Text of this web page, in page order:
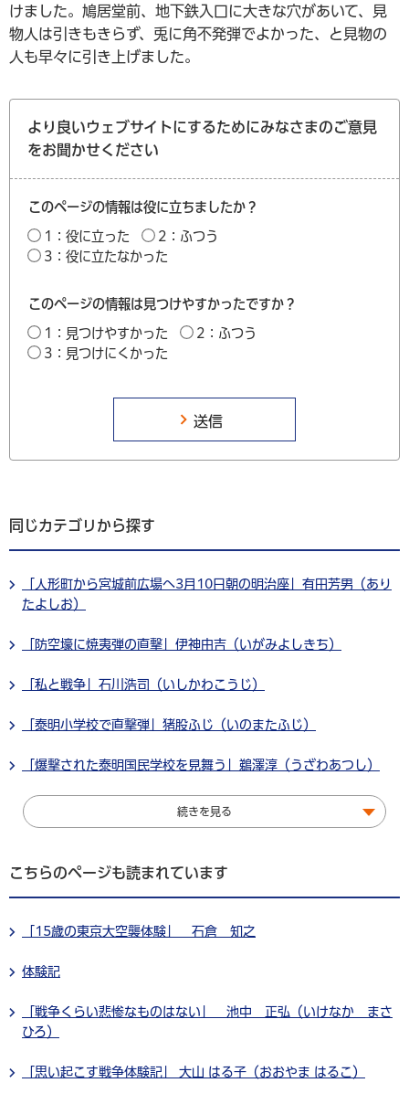
けました。鳩居堂前、地下鉄入口に大きな穴があいて、見
物人は引きもきらず、兎に角不発弾でよかった、と見物の
人も早々に引き上げました。
より良いウェブサイトにするためにみなさまのご意見
をお聞かせください
このページの情報は役に立ちましたか？
1：役に立った
2：ふつう
3：役に立たなかった
このページの情報は見つけやすかったですか？
1：見つけやすかった
2：ふつう
3：見つけにくかった
同じカテゴリから探す
「人形町から宮城前広場へ3月10日朝の明治座」有田芳男（あり
たよしお）
「防空壕に焼夷弾の直撃」伊神由吉（いがみよしきち）
「私と戦争」石川浩司（いしかわこうじ）
「泰明小学校で直撃弾」猪股ふじ（いのまたふじ）
「爆撃された泰明国民学校を見舞う」鵜澤淳（うざわあつし）
続きを見る
こちらのページも読まれています
「15歳の東京大空襲体験」 石倉 知之
体験記
「戦争くらい悲惨なものはない」 池中 正弘（いけなか まさ
ひろ）
「思い起こす戦争体験記」 大山 はる子（おおやま はるこ）